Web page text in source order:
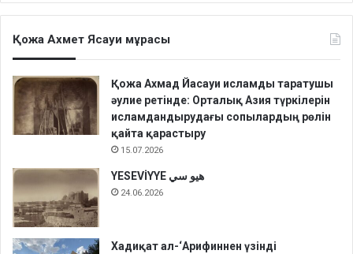
Қожа Ахмет Ясауи мұрасы
Қожа Ахмад Йасауи исламды таратушы
әулие ретінде: Орталық Азия түркілерін
исламдандырудағы сопылардың рөлін
қайта қарастыру
15.07.2026
YESEVİYYE هيو سي
24.06.2026
Хадиқат aл-‘Арифиннен үзінді